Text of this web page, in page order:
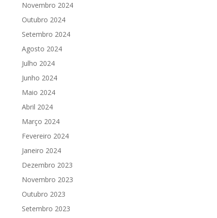
Novembro 2024
Outubro 2024
Setembro 2024
Agosto 2024
Julho 2024
Junho 2024
Maio 2024
Abril 2024
Março 2024
Fevereiro 2024
Janeiro 2024
Dezembro 2023
Novembro 2023
Outubro 2023
Setembro 2023